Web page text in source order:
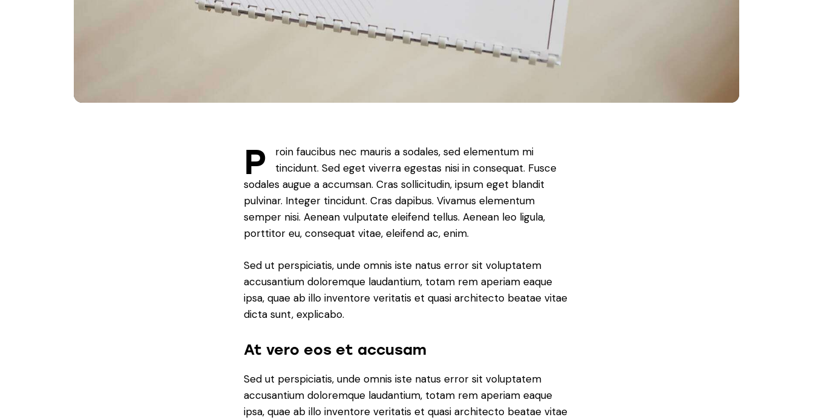
P
roin faucibus nec mauris a sodales, sed elementum mi
tincidunt. Sed eget viverra egestas nisi in consequat. Fusce
sodales augue a accumsan. Cras sollicitudin, ipsum eget blandit
pulvinar. Integer tincidunt. Cras dapibus. Vivamus elementum
semper nisi. Aenean vulputate eleifend tellus. Aenean leo ligula,
porttitor eu, consequat vitae, eleifend ac, enim.
Sed ut perspiciatis, unde omnis iste natus error sit voluptatem
accusantium doloremque laudantium, totam rem aperiam eaque
ipsa, quae ab illo inventore veritatis et quasi architecto beatae vitae
dicta sunt, explicabo.
At vero eos et accusam
Sed ut perspiciatis, unde omnis iste natus error sit voluptatem
accusantium doloremque laudantium, totam rem aperiam eaque
ipsa, quae ab illo inventore veritatis et quasi architecto beatae vitae